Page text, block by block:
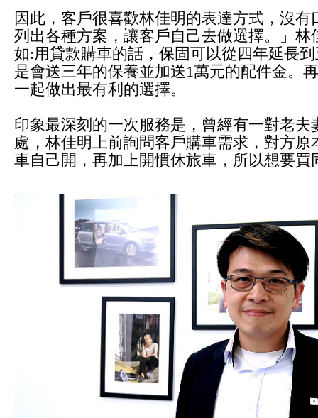
因此，客戶很喜歡林佳明的表達方式，沒
列出各種方案，讓客戶自己去做選擇。」
如:用貸款購車的話，保固可以從四年延長
是會送三年的保養並加送1萬元的配件金。
一起做出最有利的選擇。
印象最深刻的一次服務是，曾經有一對老
處，林佳明上前詢問客戶購車需求，對方
車自己開，再加上開慣休旅車，所以想要買